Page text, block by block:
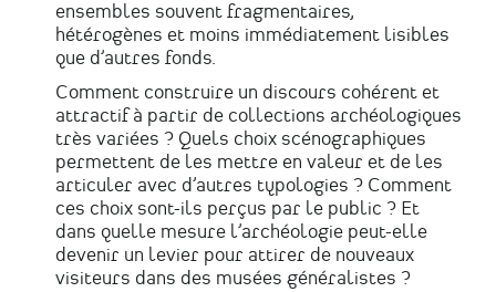
ensembles souvent fragmentaires,
hétérogènes et moins immédiatement lisibles
que d’autres fonds.
Comment construire un discours cohérent et
attractif à partir de collections archéologiques
très variées ? Quels choix scénographiques
permettent de les mettre en valeur et de les
articuler avec d’autres typologies ? Comment
ces choix sont-ils perçus par le public ? Et
dans quelle mesure l’archéologie peut-elle
devenir un levier pour attirer de nouveaux
visiteurs dans des musées généralistes ?